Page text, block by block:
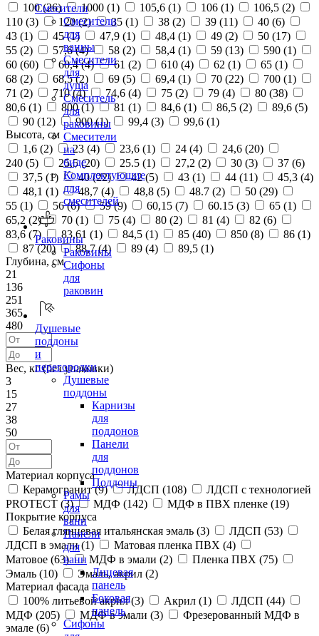
Смесители
Смесители
для
ванны
Смесители
для
душа
Смеситель
для
раковины
Смесители
на
биде
Комплектующие
для
смесителей
Раковины
Раковины
Сифоны
для
раковин
Душевые
поддоны
и
перегородки
Душевые
поддоны
Карнизы
для
поддонов
Панели
для
поддонов
Поддоны
Рамы
для
ванн
Панели
для
ванн
Лицевая
панель
Боковая
панель
Сифоны
100 (26) 1000 (1) 105,6 (1) 106 (1) 106,5 (2)
110 (3) 120 (2) 35 (1) 38 (2) 39 (11) 40 (6)
43 (1) 45 (1) 47,9 (1) 48,4 (1) 49 (2) 50 (17)
55 (2) 57,6 (4) 58 (2) 58,4 (1) 59 (13) 590 (1)
60 (60) 60,4 (4) 61 (2) 610 (4) 62 (1) 65 (1)
68 (2) 68,5 (2) 69 (5) 69,4 (1) 70 (22) 700 (1)
71 (2) 710 (4) 74,6 (4) 75 (2) 79 (4) 80 (38)
80,6 (1) 800 (1) 81 (1) 84,6 (1) 86,5 (2) 89,6 (5)
90 (12) 900 (1) 99,4 (3) 99,6 (1)
Высота, см
1,6 (2) 23 (4) 23,6 (1) 24 (4) 24,6 (20)
240 (5) 25,5 (20) 25.5 (1) 27,2 (2) 30 (3) 37 (6)
37,5 (1) 40 (22) 42 (5) 43 (1) 44 (11) 45,3 (4)
48,1 (1) 48,7 (4) 48,8 (5) 48.7 (2) 50 (29)
55 (1) 56 (6) 59 (9) 60,15 (7) 60.15 (3) 65 (1)
65,2 (2) 70 (1) 75 (4) 80 (2) 81 (4) 82 (6)
83,6 (7) 83,61 (1) 84,5 (1) 85 (40) 850 (8) 86 (1)
87 (20) 88,7 (4) 89 (4) 89,5 (1)
Глубина, см
21
136
251
365
480
Вес, кг (без упаковки)
3
15
27
38
50
Материал корпуса
Керамогранит (9) ЛДСП (108)
ЛДСП с технологией
PROTECT (3) МДФ (142) МДФ в ПВХ пленке (19)
Покрытие корпуса
Белая глянцевая итальянская эмаль (3) ЛДСП (53)
ЛДСП в эмали (1) Матовая пленка ПВХ (4)
Матовое (63) МДФ в эмали (2) Пленка ПВХ (75)
Эмаль (10) Эмаль, акрил (2)
Материал фасада
100% литьевой акрил (3) Акрил (1) ЛДСП (44)
МДФ (205) МДФ в эмали (3)
Фрезерованный МДФ в
эмале (6)